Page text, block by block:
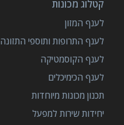
קטלוג מכונות
לענף המזון
לענף התרופות ותוספי התזונה
לענף הקוסמטיקה
לענף הכימיכלים
תכנון מכונות מיוחדות
יחידות שירות למפעל